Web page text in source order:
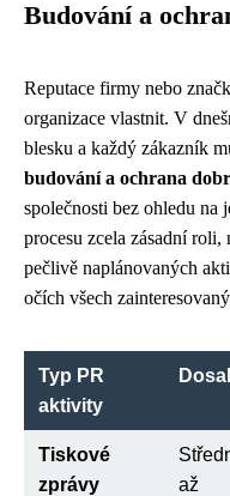
Budování a
Reputace firmy nebo
organizace vlastnit. V
blesku a každý zákazník
budování a ochrana
společnosti bez ohledu
procesu zcela zásadní
pečlivě naplánovaných
očích všech
Typ PR
aktivity
Tiskové
zprávy
až